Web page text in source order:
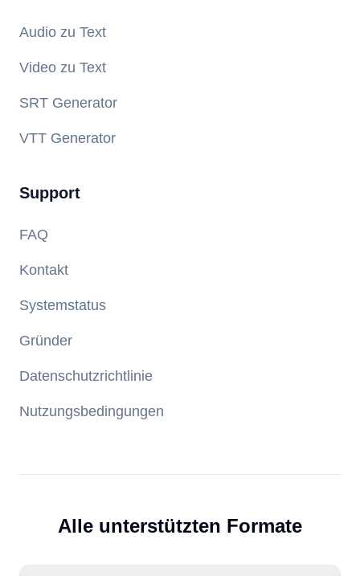
Audio zu Text
Video zu Text
SRT Generator
VTT Generator
Support
FAQ
Kontakt
Systemstatus
Gründer
Datenschutzrichtlinie
Nutzungsbedingungen
Alle unterstützten Formate